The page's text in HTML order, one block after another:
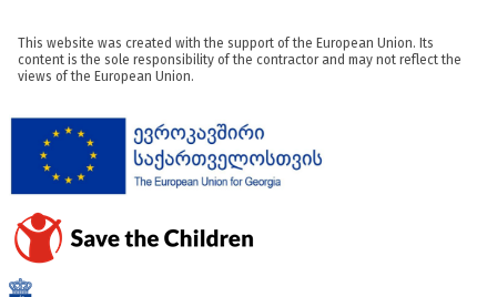
This website was created with the support of the European Union. Its
content is the sole responsibility of the contractor and may not reflect the
views of the European Union.